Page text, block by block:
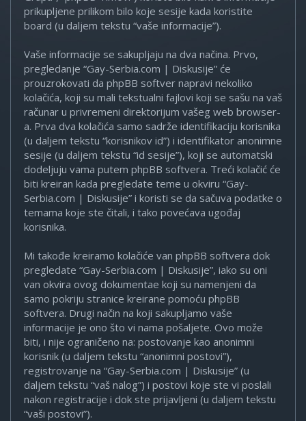
prikupljene prilikom bilo koje sesije kada koristite
board (u daljem tekstu “vaše informacije”).
Vaše informacije se sakupljaju na dva načina. Prvo,
pregledanje “Gay-Serbia.com | Diskusije” će
prouzrokovati da phpBB softver napravi nekoliko
kolačića, koji su mali tekstualni fajlovi koji se sašu na vaš
računar u privremeni direktorijum vašeg web browser-
a. Prva dva kolačića samo sadrže identifikaciju korisnika
(u daljem tekstu “korisnikov id”) i identifikator anonimne
sesije (u daljem tekstu “id sesije”), koji se automatski
dodeljuju vama putem phpBB softvera. Treći kolačić će
biti kreiran kada pregledate teme u okviru “Gay-
Serbia.com | Diskusije” i koristi se da sačuva podatke o
temama koje ste čitali, i tako povećava ugođaj
korisnika.
Mi takođe kreiramo kolačiće van phpBB softvera dok
pregledate “Gay-Serbia.com | Diskusije”, iako su oni
van okvira ovog dokumentae koji su namenjeni da
samo pokriju stranice kreirane pomoću phpBB
softvera. Drugi način na koji sakupljamo vaše
informacije je ono što vi nama pošaljete. Ovo može
biti, i nije ograničeno na: postovanje kao anonimni
korisnik (u daljem tekstu “anonimni postovi”),
registrovanje na “Gay-Serbia.com | Diskusije” (u
daljem tekstu “vaš nalog”) i postovi koje ste vi poslali
nakon registracije i dok ste prijavljeni (u daljem tekstu
“vaši postovi”).